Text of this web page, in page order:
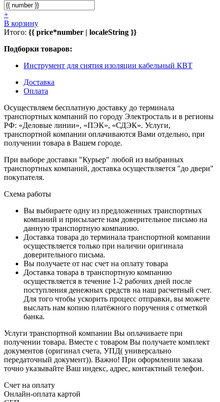
+
В корзину
Итого: {{ price*number | localeString }}
Подборки товаров:
Инструмент для снятия изоляции кабельный КВТ
Доставка
Оплата
Осуществляем бесплатную доставку до терминала
транспортных компаний по городу Электросталь и в регионы
РФ: «Деловые линии», «ПЭК», «СДЭК». Услуги,
транспортной компании оплачиваются Вами отдельно, при
получении товара в Вашем городе.
При выборе доставки "Курьер" любой из выбранных
транспортных компаний, доставка осуществляется "до двери"
покупателя.
Схема работы
Вы выбираете одну из предложенных транспортных
компаний и присылаете нам доверительное письмо на
данную транспортную компанию.
Доставка товара до терминала транспортной компании
осуществляется только при наличии оригинала
доверительного письма.
Вы получаете от нас счет на оплату товара
Доставка товара в транспортную компанию
осуществляется в течение 1-2 рабочих дней после
поступления денежных средств на наш расчетный счет.
Для того чтобы ускорить процесс отправки, вы можете
выслать нам копию платёжного поручения с отметкой
банка.
Услуги транспортной компании Вы оплачиваете при
получении товара. Вместе с товаром Вы получаете комплект
документов (оригинал счета, УПД( универсально
передаточный документ)). Важно! При оформлении заказа
точно указывайте Ваш индекс, адрес, контактный телефон.
Счет на оплату
Онлайн-оплата картой